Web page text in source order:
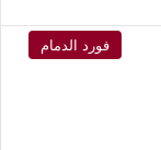
فورد الدمام